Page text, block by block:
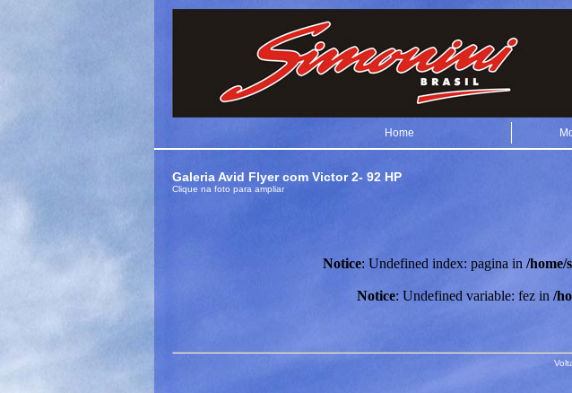
Home
Galeria Avid Flyer com Victor 2- 92 HP
Clique na foto para ampliar
Notice: Undefined index: pagina in /home/
Notice: Undefined variable: fez in /